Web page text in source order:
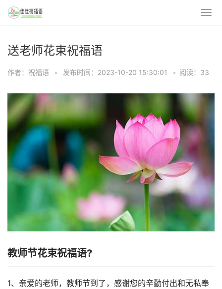
送老师花束祝福语
作者：祝福语 • 发布时间：2023-10-20 15:30:01 • 阅读：33
教师节花束祝福语?
1、亲爱的老师，教师节到了，感谢您的辛勤付出和无私奉